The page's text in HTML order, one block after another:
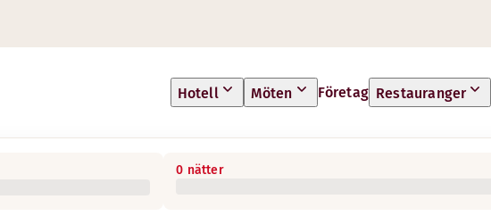
Hotell Möten Företag Restauranger
0 nätter